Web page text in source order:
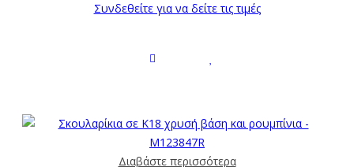
Συνδεθείτε για να δείτε τις τιμές
Διαβάστε περισσότερα